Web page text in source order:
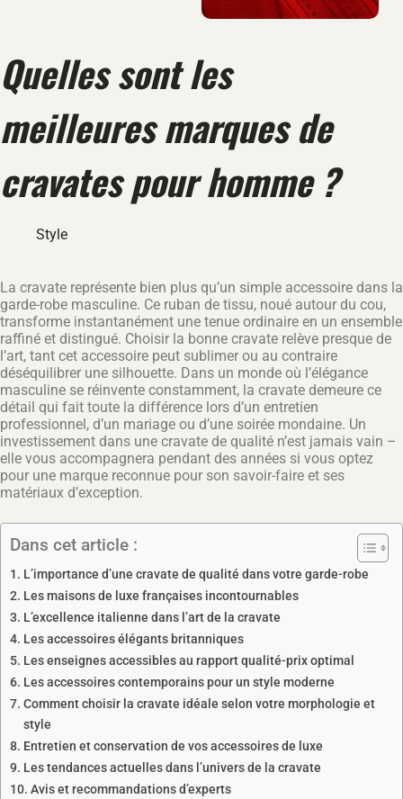
Quelles sont les
meilleures marques de
cravates pour homme ?
Style
La cravate représente bien plus qu’un simple accessoire dans la
garde-robe masculine. Ce ruban de tissu, noué autour du cou,
transforme instantanément une tenue ordinaire en un ensemble
raffiné et distingué. Choisir la bonne cravate relève presque de
l’art, tant cet accessoire peut sublimer ou au contraire
déséquilibrer une silhouette. Dans un monde où l’élégance
masculine se réinvente constamment, la cravate demeure ce
détail qui fait toute la différence lors d’un entretien
professionnel, d’un mariage ou d’une soirée mondaine. Un
investissement dans une cravate de qualité n’est jamais vain –
elle vous accompagnera pendant des années si vous optez
pour une marque reconnue pour son savoir-faire et ses
matériaux d’exception.
Dans cet article :
L’importance d’une cravate de qualité dans votre garde-robe
Les maisons de luxe françaises incontournables
L’excellence italienne dans l’art de la cravate
Les accessoires élégants britanniques
Les enseignes accessibles au rapport qualité-prix optimal
Les accessoires contemporains pour un style moderne
Comment choisir la cravate idéale selon votre morphologie et
style
Entretien et conservation de vos accessoires de luxe
Les tendances actuelles dans l’univers de la cravate
Avis et recommandations d’experts